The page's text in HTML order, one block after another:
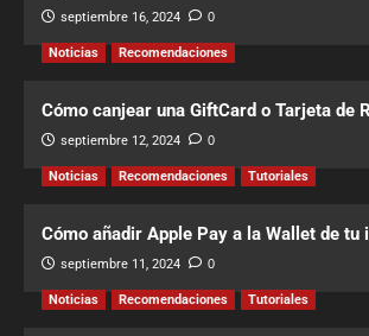
septiembre 16, 2024 0
Noticias Recomendaciones
Cómo canjear una GiftCard o Tarjeta de
septiembre 12, 2024 0
Noticias Recomendaciones Tutoriales
Cómo añadir Apple Pay a la Wallet de tu
septiembre 11, 2024 0
Noticias Recomendaciones Tutoriales